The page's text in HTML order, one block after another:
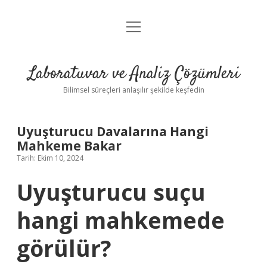
Anasayfa
Yasal Uyarı
menüyü
Laboratuvar ve Analiz Çözümleri
Bilimsel süreçleri anlaşılır şekilde keşfedin
Uyuşturucu Davalarına Hangi
Mahkeme Bakar
Tarih: Ekim 10, 2024
Uyuşturucu suçu
hangi mahkemede
görülür?